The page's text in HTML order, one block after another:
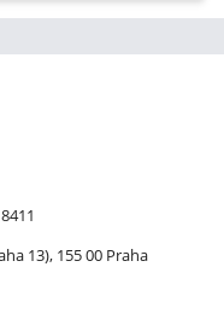
13), 155 00 Praha